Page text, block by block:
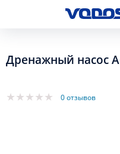
Дренажный насос
0 отзывов